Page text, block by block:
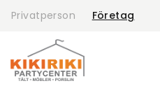
Privatperson Företag